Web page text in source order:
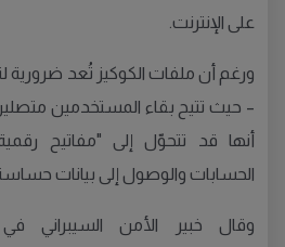
على الإنترنت.
ورغم أن ملفات الكوكيز تُعد
– حيث تتيح بقاء المستخدمين
أنها قد تتحوّل إلى "مفاتيح
الحسابات والوصول إلى بيانات